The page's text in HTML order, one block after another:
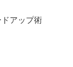
アップ術